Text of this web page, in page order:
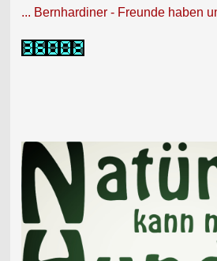
... Bernhardiner - Freunde haben